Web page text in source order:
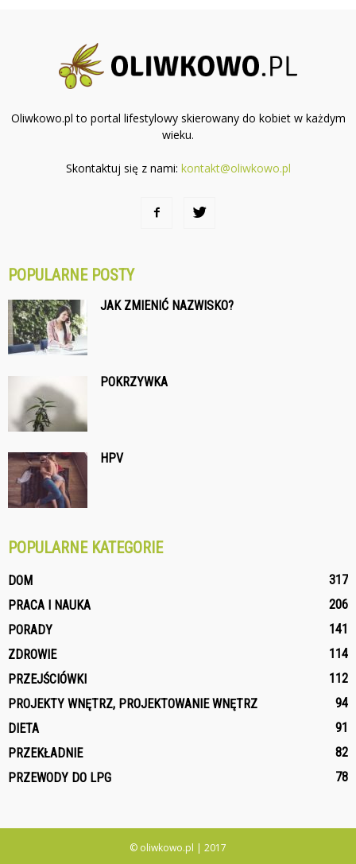
Oliwkowo.pl to portal lifestylowy skierowany do kobiet w każdym
wieku.
Skontaktuj się z nami: kontakt@oliwkowo.pl
POPULARNE POSTY
JAK ZMIENIĆ NAZWISKO?
POKRZYWKA
HPV
POPULARNE KATEGORIE
DOM
317
PRACA I NAUKA
206
PORADY
141
ZDROWIE
114
PRZEJŚCIÓWKI
112
PROJEKTY WNĘTRZ, PROJEKTOWANIE WNĘTRZ
94
DIETA
91
PRZEKŁADNIE
82
PRZEWODY DO LPG
78
© oliwkowo.pl | 2017